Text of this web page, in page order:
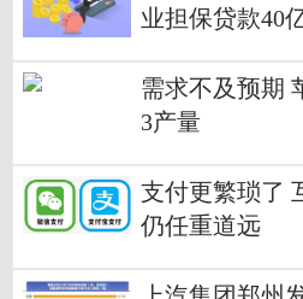
业担保贷款40
需求不及预期
3产量
支付更繁琐了
仍任重道远